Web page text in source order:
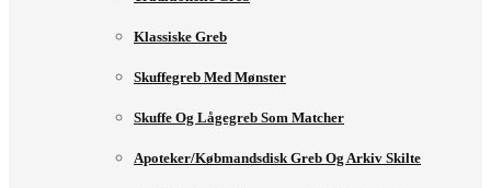
Klassiske Greb
Skuffegreb Med Mønster
Skuffe Og Lågegreb Som Matcher
Apoteker/købmandsdisk Greb Og Arkiv Skilte